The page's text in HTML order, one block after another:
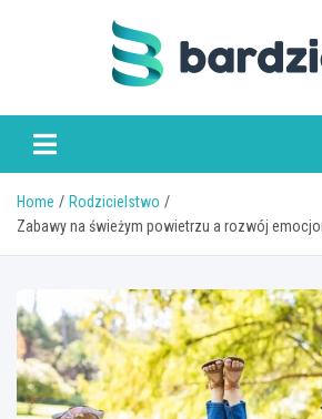
bardziej.pl
Home
Rodzicielstwo
Zabawy na świeżym powietrzu a rozwój